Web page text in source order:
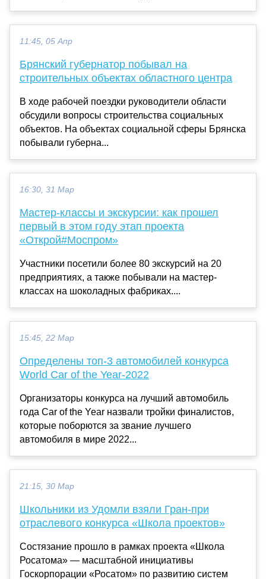
11:45, 05 Апр
Брянский губернатор побывал на
строительных объектах областного центра
В ходе рабочей поездки руководители области
обсудили вопросы строительства социальных
объектов. На объектах социальной сферы Брянска
побывали губерна...
16:30, 31 Мар
Мастер-классы и экскурсии: как прошел
первый в этом году этап проекта
«Открой#Моспром»
Участники посетили более 80 экскурсий на 20
предприятиях, а также побывали на мастер-
классах на шоколадных фабриках....
15:45, 22 Мар
Определены топ-3 автомобилей конкурса
World Car of the Year-2022
Организаторы конкурса на лучший автомобиль
года Car of the Year назвали тройки финалистов,
которые поборются за звание лучшего
автомобиля в мире 2022...
21:15, 30 Мар
Школьники из Удомли взяли Гран-при
отраслевого конкурса «Школа проектов»
Состязание прошло в рамках проекта «Школа
Росатома» — масштабной инициативы
Госкорпорации «Росатом» по развитию систем